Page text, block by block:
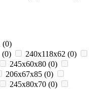
(0)
(0) 240x118x62 (0)
245x60x80 (0)
206x67x85 (0)
245x80x70 (0)